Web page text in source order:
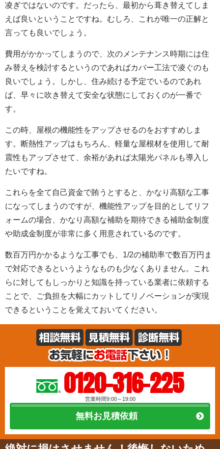
凌ぎではないのです。だったら、最初から葺き替えてしま
えば良いということですね。むしろ、これが唯一の正解と
言っても良いでしょう。
費用がかかってしまうので、次のメンテナンス時期には住
み替えを検討するというのであればカバー工法で凌ぐのも
良いでしょう。しかし、住み続ける予定でいるのであれ
ば、早々に吹き替えて安全な状態にしておくのが一番で
す。
この時、屋根の機能性をアップさせるのをおすすめしま
す。断熱性アップはもちろん、軽量な屋根材を使用して耐
震性もアップさせて、余裕があれば太陽光パネルも導入し
たいですね。
これらを全て自己資金で賄うとすると、かなり高額な工事
になってしまうのですが、機能性アップを目的としてリフ
ォームの場合、かなり高額な補助を期待できる補助金制度
や助成金制度が非常に多く用意されているのです。
数百万円かかるような工事でも、1/2の補助率で数百万円ま
で対応できるというようなものも少なくありません。これ
らに対してもしっかりと知識を持っている業者に依頼する
ことで、ご負担を大幅にカットしてリノベーションが実現
できるということを覚えておいてください。
0120-316-225
営業時間9:00～19:00
無料お見積依頼